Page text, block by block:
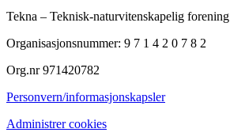
Tekna – Teknisk-naturvitenskapelig forening
Organisasjonsnummer: 9 7 1 4 2 0 7 8 2
Org.nr 971420782
Personvern/informasjonskapsler
Administrer cookies